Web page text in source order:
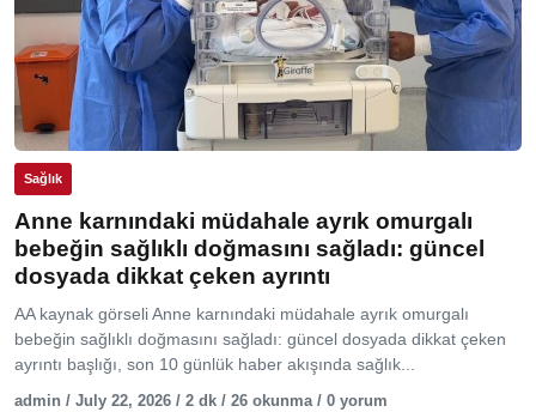
Sağlık
Anne karnındaki müdahale ayrık omurgalı
bebeğin sağlıklı doğmasını sağladı: güncel
dosyada dikkat çeken ayrıntı
AA kaynak görseli Anne karnındaki müdahale ayrık omurgalı
bebeğin sağlıklı doğmasını sağladı: güncel dosyada dikkat çeken
ayrıntı başlığı, son 10 günlük haber akışında sağlık...
admin / July 22, 2026 / 2 dk / 26 okunma / 0 yorum